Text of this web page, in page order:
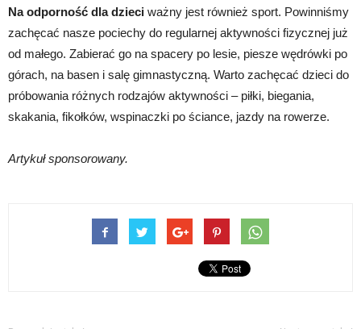
Na odporność dla dzieci ważny jest również sport. Powinniśmy
zachęcać nasze pociechy do regularnej aktywności fizycznej już
od małego. Zabierać go na spacery po lesie, piesze wędrówki po
górach, na basen i salę gimnastyczną. Warto zachęcać dzieci do
próbowania różnych rodzajów aktywności – piłki, biegania,
skakania, fikołków, wspinaczki po ściance, jazdy na rowerze.
Artykuł sponsorowany.